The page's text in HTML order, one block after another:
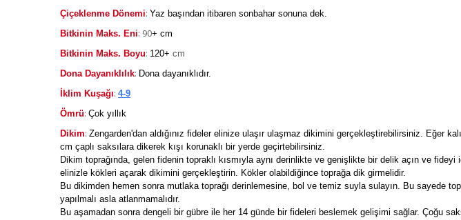
Çiçeklenme Dönemi: Yaz başından itibaren sonbahar sonuna dek.
Bitkinin Maks. Eni: 90+ cm
Bitkinin Maks. Boyu: 120+ cm
Dona Dayanıklılık: Dona dayanıklıdır.
İklim Kuşağı: 4-9
Ömrü: Çok yıllık
Dikim: Zengarden'dan aldığınız fideler elinize ulaşır ulaşmaz dikimini gerçekleştirebilirsiniz. Eğer
cm çaplı saksılara dikerek kışı korunaklı bir yerde geçirtebilirsiniz.
Dikim toprağında, gelen fidenin topraklı kısmıyla aynı derinlikte ve genişlikte bir delik açın ve
elinizle kökleri açarak dikimini gerçekleştirin. Kökler olabildiğince toprağa dik girmelidir.
Bu dikimden hemen sonra mutlaka toprağı derinlemesine, bol ve temiz suyla sulayın. Bu sayede
yapılmalı asla atlanmamalıdır.
Bu aşamadan sonra dengeli bir gübre ile her 14 günde bir fideleri beslemek gelişimi sağlar. Çoğu